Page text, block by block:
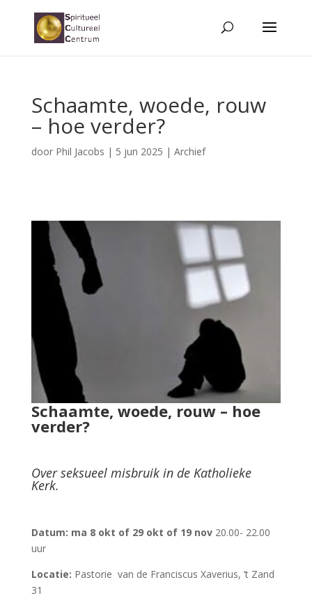
Schaamte, woede, rouw
– hoe verder?
door Phil Jacobs | 5 jun 2025 | Archief
Schaamte, woede, rouw – hoe
verder?
Over seksueel misbruik in de Katholieke
Kerk.
Datum: ma 8 okt of 29 okt of 19 nov20.00- 22.00
uur
Locatie: Pastorie van de Franciscus Xaverius, ’t Zand
31